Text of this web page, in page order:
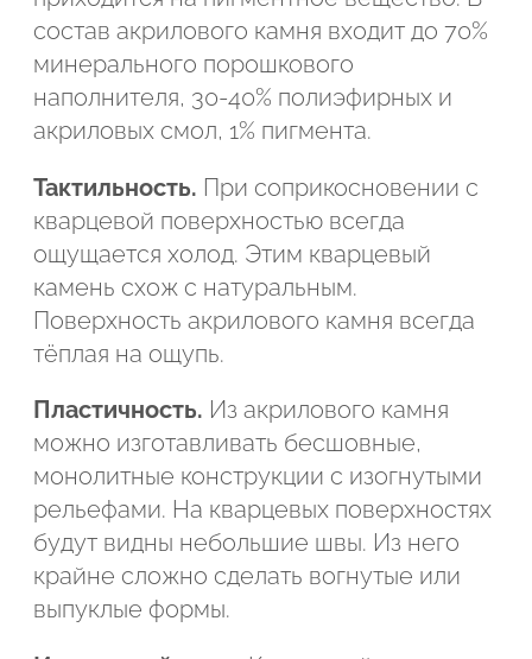
состав акрилового камня входит до 70%
минерального порошкового
наполнителя, 30-40% полиэфирных и
акриловых смол, 1% пигмента.
Тактильность. При соприкосновении с
кварцевой поверхностью всегда
ощущается холод. Этим кварцевый
камень схож с натуральным.
Поверхность акрилового камня всегда
тёплая на ощупь.
Пластичность. Из акрилового камня
можно изготавливать бесшовные,
монолитные конструкции с изогнутыми
рельефами. На кварцевых поверхностях
будут видны небольшие швы. Из него
крайне сложно сделать вогнутые или
выпуклые формы.
ОТПРАВИТЬ ПРОЕКТ
ОТПРАВИТЬ